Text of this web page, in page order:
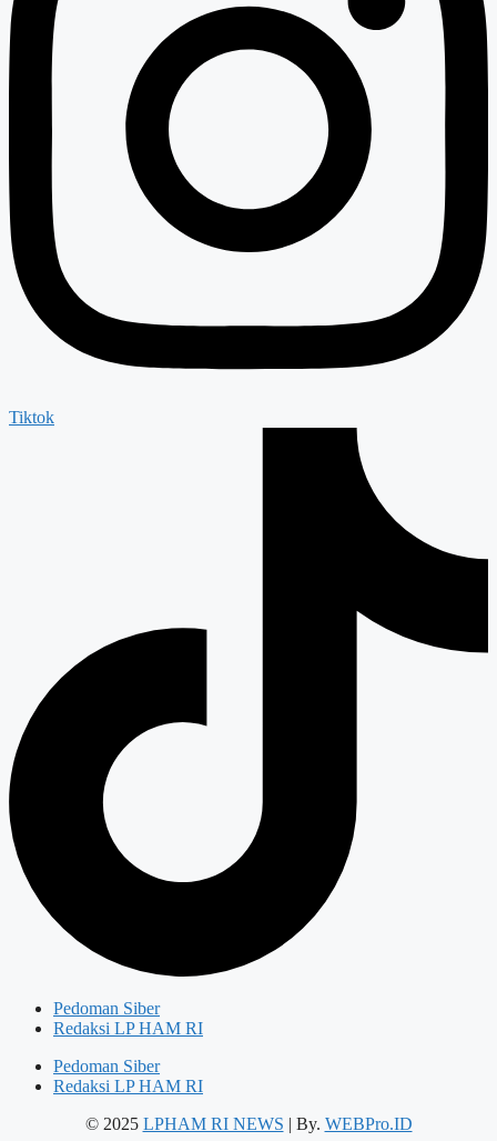
Tiktok
Pedoman Siber
Redaksi LP HAM RI
Pedoman Siber
Redaksi LP HAM RI
© 2025 LPHAM RI NEWS | By. WEBPro.ID